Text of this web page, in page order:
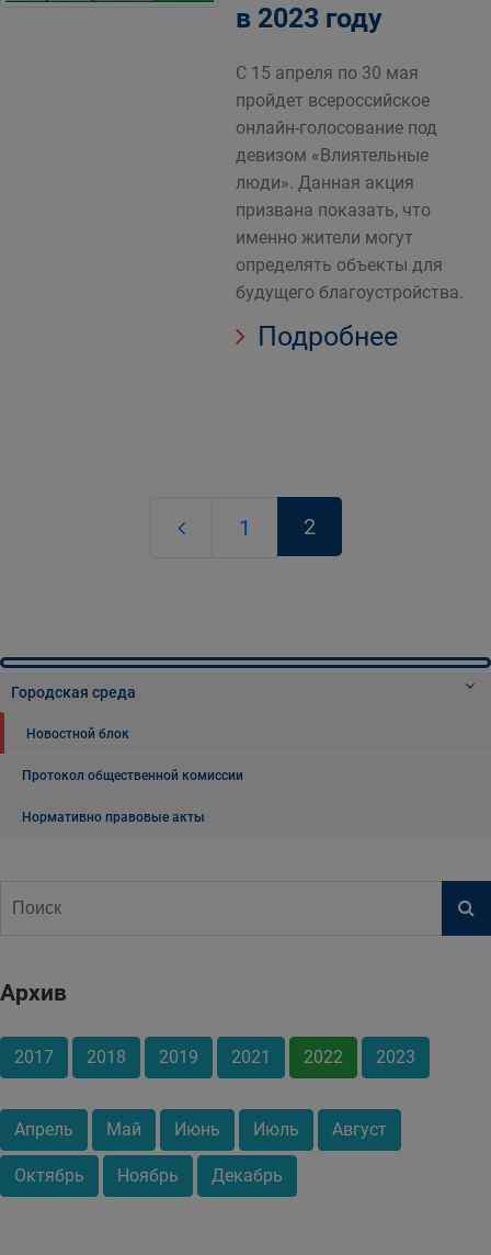
в 2023 году
С 15 апреля по 30 мая
пройдет всероссийское
онлайн-голосование под
девизом «Влиятельные
люди». Данная акция
призвана показать, что
именно жители могут
определять объекты для
будущего благоустройства.
Подробнее
1 2
Городская среда
Новостной блок
Протокол общественной комиссии
Нормативно правовые акты
Архив
2017 2018 2019 2021 2022 2023
Апрель Май Июнь Июль Август
Октябрь Ноябрь Декабрь